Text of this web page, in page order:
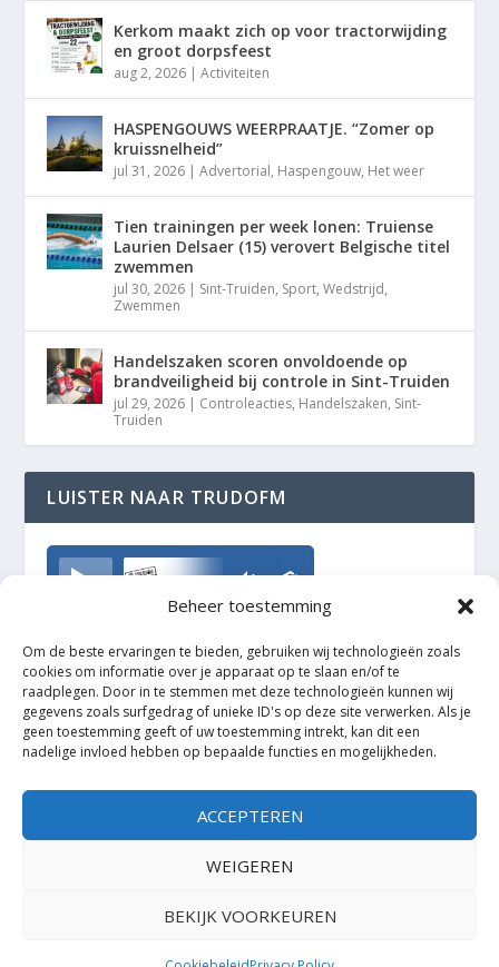
Beheer toestemming
Om de beste ervaringen te bieden, gebruiken wij technologieën zoals
cookies om informatie over je apparaat op te slaan en/of te
raadplegen. Door in te stemmen met deze technologieën kunnen wij
gegevens zoals surfgedrag of unieke ID's op deze site verwerken. Als je
geen toestemming geeft of uw toestemming intrekt, kan dit een
nadelige invloed hebben op bepaalde functies en mogelijkheden.
ACCEPTEREN
WEIGEREN
BEKIJK VOORKEUREN
Kerkom maakt zich op voor tractorwijding
en groot dorpsfeest
aug 2, 2026 |Activiteiten
HASPENGOUWS WEERPRAATJE. “Zomer op
kruissnelheid”
jul 31, 2026 |Advertorial, Haspengouw, Het weer
Tien trainingen per week lonen: Truiense
Laurien Delsaer (15) verovert Belgische titel
zwemmen
jul 30, 2026 | Sint-Truiden, Sport,Wedstrijd,
Zwemmen
Handelszaken scoren onvoldoende op
brandveiligheid bij controle in Sint-Truiden
jul 29, 2026 | Controleacties, Handelszaken, Sint-
Truiden
LUISTER NAAR TRUDOFM
TrudoFM
Elegant Themes| Mogelijk gemaakt door